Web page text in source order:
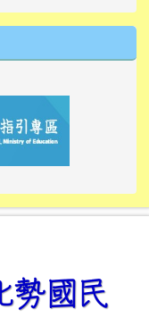
10000.gov.tw/
10000.gov.tw/
i.win.org.tw/
勢國民